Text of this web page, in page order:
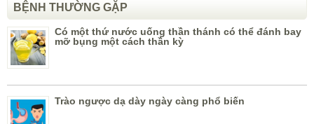
BỆNH THƯỜNG GẶP
Có một thứ nước uống thần thánh có thể đánh bay
mỡ bụng một cách thần kỳ
Trào ngược dạ dày ngày càng phổ biến